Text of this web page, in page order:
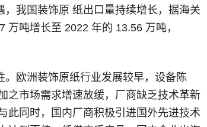
我国装饰原 纸出口量持续增长，据海关
吨增长至 2022 年的 13.56 万吨，
欧洲装饰原纸行业发展较早，设备陈
之市场需求增速放缓，厂商缺乏技术革新
此同时，国内厂商积极引进国外先进技术